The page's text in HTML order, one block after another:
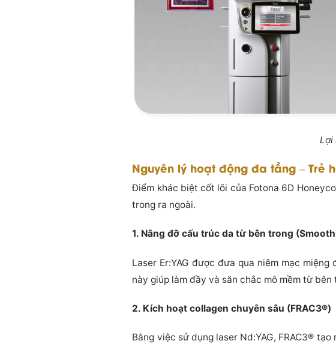
Lợi
Nguyên lý hoạt động đa tầng – Trẻ
Điểm khác biệt cốt lõi của Fotona 6D
trong ra ngoài.
1. Nâng đỡ cấu trúc da từ bên trong
Laser Er:YAG được đưa qua niêm mạc
này giúp làm đầy và săn chắc mô mềm từ
2. Kích hoạt collagen chuyên sâu (FRAC3®)
Bằng việc sử dụng laser Nd:YAG, FRAC3®